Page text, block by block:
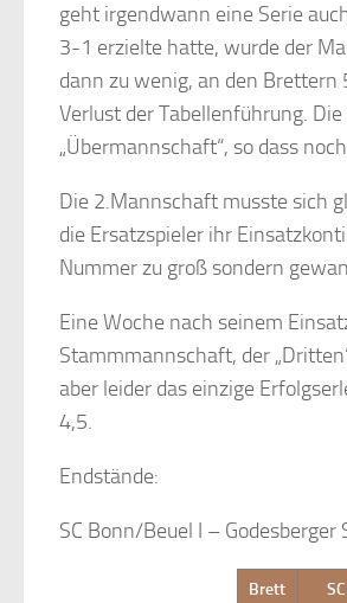
geht irgendwann eine Serie
3-1 erzielte hatte, wurde der
dann zu wenig, an den Brettern
Verlust der Tabellenführung.
„Übermannschaft“, so dass
Die 2.Mannschaft musste sich
die Ersatzspieler ihr
Nummer zu groß sondern
Eine Woche nach seinem
Stammmannschaft, der
aber leider das einzige
4,5.
Endstände:
SC Bonn/Beuel I – Godesberger
Brett